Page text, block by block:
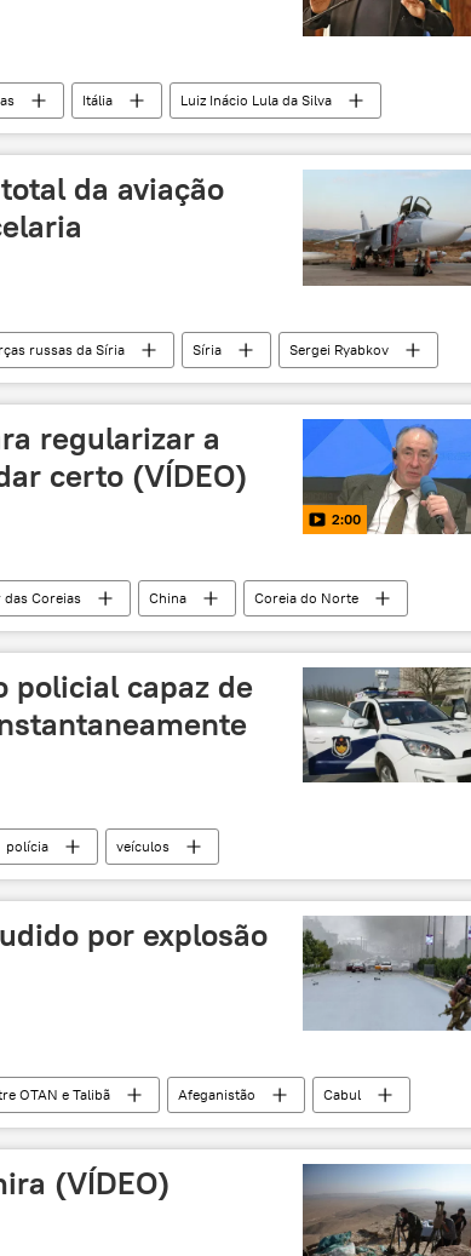
Itália
Luiz Inácio Lula da Silva
revista plano secreto
fuga
da aviação
russas da Síria Síria
Sergei Ryabkov
Força Aeroespacial da Rússia
regularizar a
certo (VÍDEO)
2:00
Coreias China
Coreia do Norte
crise opinião EUA tensões
policial capaz de
polícia veículos
por explosão
OTAN e Talibã Afeganistão Cabul
(VÍDEO)